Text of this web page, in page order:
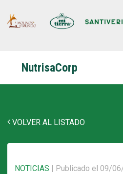
NutrisaCorp
VOLVER AL LISTADO
NOTICIAS | Publicado el 09/